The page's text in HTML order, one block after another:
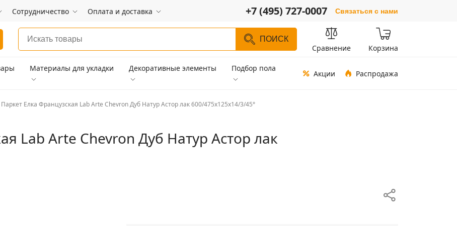
Сотрудничество Оплата и доставка +7 (495) 727-0007 Связаться с нами
ПОИСК
Сравнение Корзина
Материалы для укладки Декоративные элементы Подбор пола
Акции Распродажа
Паркет Елка Французская Lab Arte Chevron Дуб Натур Астор лак 600/475х125х14/3/45°
Lab Arte Chevron Дуб Натур Астор лак